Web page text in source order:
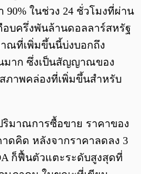
90% ในช่วง 24 ชั่วโมงที่ผ่าน
อบครึ่งพันล้านดอลลาร์สหรัฐ
ณที่เพิ่มขึ้นนี้บ่งบอกถึง
มาก ซึ่งเป็นสัญญาณของ
ภาพคล่องที่เพิ่มขึ้นสำหรับ
มาณการซื้อขาย ราคาของ
ดคิด หลังจากราคาลดลง 3
ก็ฟื้นตัวแตะระดับสูงสุดที่